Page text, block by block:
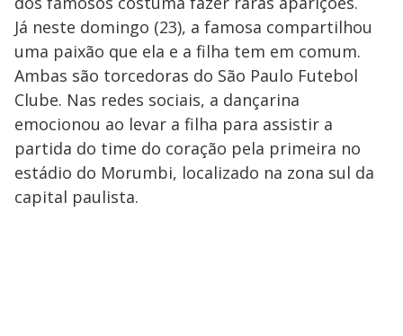
Já neste domingo (23), a famosa compartilhou
uma paixão que ela e a filha tem em comum.
Ambas são torcedoras do São Paulo Futebol
Clube. Nas redes sociais, a dançarina
emocionou ao levar a filha para assistir a
partida do time do coração pela primeira no
estádio do Morumbi, localizado na zona sul da
capital paulista.